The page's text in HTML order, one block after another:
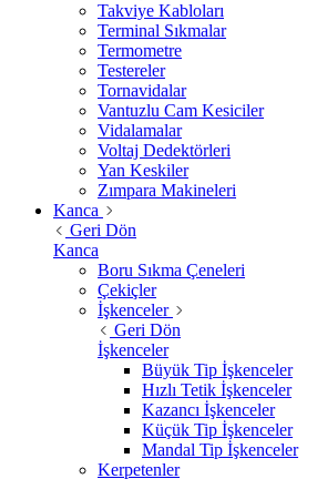
Takviye Kabloları
Terminal Sıkmalar
Termometre
Testereler
Tornavidalar
Vantuzlu Cam Kesiciler
Vidalamalar
Voltaj Dedektörleri
Yan Keskiler
Zımpara Makineleri
Kanca
Geri Dön
Kanca
Boru Sıkma Çeneleri
Çekiçler
İşkenceler
Geri Dön
İşkenceler
Büyük Tip İşkenceler
Hızlı Tetik İşkenceler
Kazancı İşkenceler
Küçük Tip İşkenceler
Mandal Tip İşkenceler
Kerpetenler